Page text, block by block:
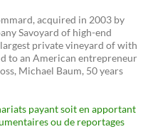
acquired in 2003 by
Savoyard of high-end
private vineyard of with
to an American entrepreneur
Michael Baum, 50 years
payant soit en apportant
ou de reportages